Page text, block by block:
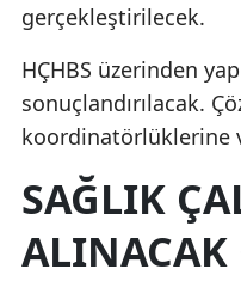
gerçekleştirilecek.
HÇHBS üzerinden
sonuçlandırılacak.
koordinatörlüklerine
SAĞLIK
ALINACAK